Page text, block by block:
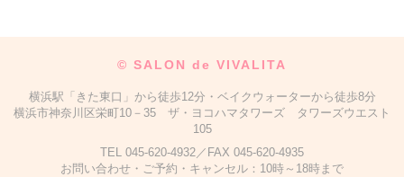
© SALON de VIVALITA
横浜駅「きた東口」から徒歩12分・ベイクウォーターから徒歩8分
横浜市神奈川区栄町10－35 ザ・ヨコハマタワーズ タワーズウエスト
105
TEL 045-620-4932／FAX 045-620-4935
お問い合わせ・ご予約・キャンセル：10時～18時まで